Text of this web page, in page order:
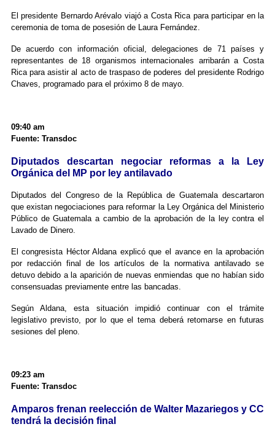
El presidente Bernardo Arévalo viajó a Costa Rica para participar en la
ceremonia de toma de posesión de Laura Fernández.
De acuerdo con información oficial, delegaciones de 71 países y
representantes de 18 organismos internacionales arribarán a Costa
Rica para asistir al acto de traspaso de poderes del presidente Rodrigo
Chaves, programado para el próximo 8 de mayo.
09:40 am
Fuente: Transdoc
Diputados descartan negociar reformas a la Ley
Orgánica del MP por ley antilavado
Diputados del Congreso de la República de Guatemala descartaron
que existan negociaciones para reformar la Ley Orgánica del Ministerio
Público de Guatemala a cambio de la aprobación de la ley contra el
Lavado de Dinero.
El congresista Héctor Aldana explicó que el avance en la aprobación
por redacción final de los artículos de la normativa antilavado se
detuvo debido a la aparición de nuevas enmiendas que no habían sido
consensuadas previamente entre las bancadas.
Según Aldana, esta situación impidió continuar con el trámite
legislativo previsto, por lo que el tema deberá retomarse en futuras
sesiones del pleno.
09:23 am
Fuente: Transdoc
Amparos frenan reelección de Walter Mazariegos y CC
tendrá la decisión final